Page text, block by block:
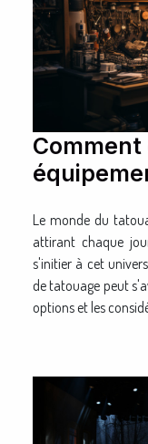
Comment
Le monde du
attirant chaque
s'initier à cet
de tatouage peut
options et les